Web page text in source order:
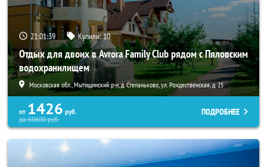
21:01:38 Купили:10
Отдых для двоих в Avrora Family Club рядом с Пяловским
водохранилищем
Московская обл., Мытищинский р-н, д. Степаньково, ул. Рождественская, д. 25
от 1426 руб.
до60600руб.
ПОДРОБНЕЕ